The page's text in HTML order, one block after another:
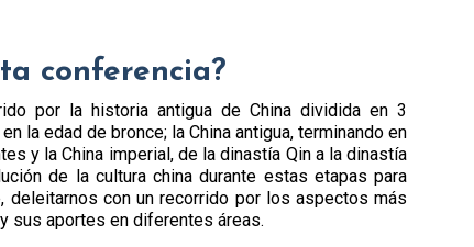
conferencia?
por la historia antigua de China dividida en 3
la edad de bronce; la China antigua, terminando en
y la China imperial, de la dinastía Qin a la dinastía
de la cultura china durante estas etapas para
deleitarnos con un recorrido por los aspectos más
sus aportes en diferentes áreas.